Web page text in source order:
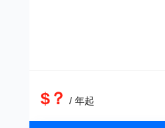
$？ / 年起